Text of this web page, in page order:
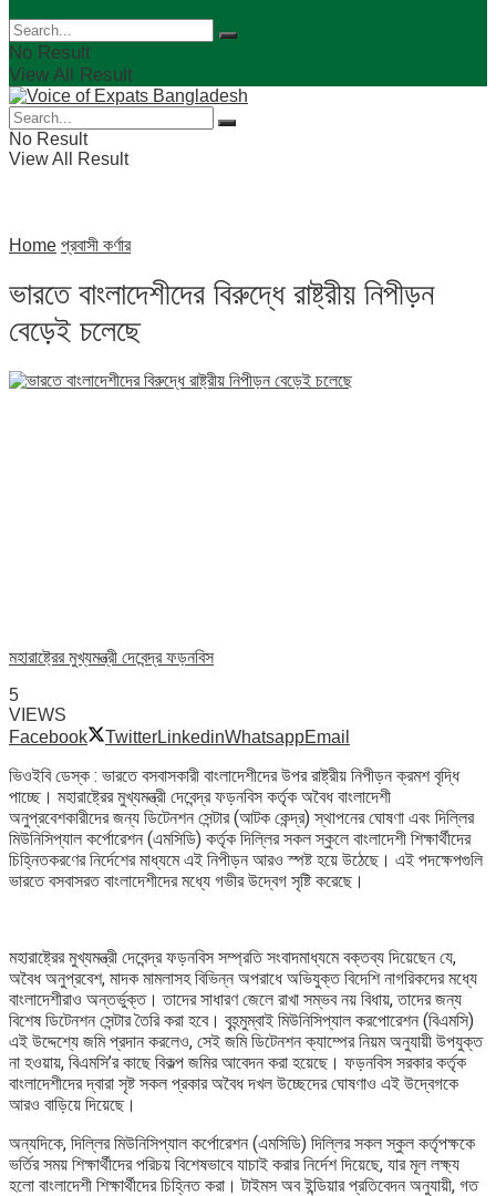
No Result
View All Result
No Result
View All Result
Home প্রবাসী কর্ণার
ভারতে বাংলাদেশীদের বিরুদ্ধে রাষ্ট্রীয় নিপীড়ন
বেড়েই চলেছে
মহারাষ্ট্রের মুখ্যমন্ত্রী দেবেন্দ্র ফড়নবিস
5
VIEWS
Facebook
TwitterLinkedinWhatsappEmail
ভিওইবি ডেস্ক : ভারতে বসবাসকারী বাংলাদেশীদের উপর রাষ্ট্রীয় নিপীড়ন ক্রমশ বৃদ্ধি
পাচ্ছে। মহারাষ্ট্রের মুখ্যমন্ত্রী দেবেন্দ্র ফড়নবিস কর্তৃক অবৈধ বাংলাদেশী
অনুপ্রবেশকারীদের জন্য ডিটেনশন সেন্টার (আটক কেন্দ্র) স্থাপনের ঘোষণা এবং দিল্লির
মিউনিসিপ্যাল কর্পোরেশন (এমসিডি) কর্তৃক দিল্লির সকল স্কুলে বাংলাদেশী শিক্ষার্থীদের
চিহ্নিতকরণের নির্দেশের মাধ্যমে এই নিপীড়ন আরও স্পষ্ট হয়ে উঠেছে। এই পদক্ষেপগুলি
ভারতে বসবাসরত বাংলাদেশীদের মধ্যে গভীর উদ্বেগ সৃষ্টি করেছে।
মহারাষ্ট্রের মুখ্যমন্ত্রী দেবেন্দ্র ফড়নবিস সম্প্রতি সংবাদমাধ্যমে বক্তব্য দিয়েছেন যে,
অবৈধ অনুপ্রবেশ, মাদক মামলাসহ বিভিন্ন অপরাধে অভিযুক্ত বিদেশি নাগরিকদের মধ্যে
বাংলাদেশীরাও অন্তর্ভুক্ত। তাদের সাধারণ জেলে রাখা সম্ভব নয় বিধায়, তাদের জন্য
বিশেষ ডিটেনশন সেন্টার তৈরি করা হবে। বৃহন্মুম্বাই মিউনিসিপ্যাল করপোরেশন (বিএমসি)
এই উদ্দেশ্যে জমি প্রদান করলেও, সেই জমি ডিটেনশন ক্যাম্পের নিয়ম অনুযায়ী উপযুক্ত
না হওয়ায়, বিএমসি’র কাছে বিকল্প জমির আবেদন করা হয়েছে। ফড়নবিস সরকার কর্তৃক
বাংলাদেশীদের দ্বারা সৃষ্ট সকল প্রকার অবৈধ দখল উচ্ছেদের ঘোষণাও এই উদ্বেগকে
আরও বাড়িয়ে দিয়েছে।
অন্যদিকে, দিল্লির মিউনিসিপ্যাল কর্পোরেশন (এমসিডি) দিল্লির সকল স্কুল কর্তৃপক্ষকে
ভর্তির সময় শিক্ষার্থীদের পরিচয় বিশেষভাবে যাচাই করার নির্দেশ দিয়েছে, যার মূল লক্ষ্য
হলো বাংলাদেশী শিক্ষার্থীদের চিহ্নিত করা। টাইমস অব ইন্ডিয়ার প্রতিবেদন অনুযায়ী, গত